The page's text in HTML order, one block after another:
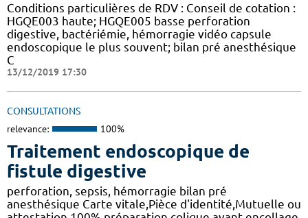
Conditions particulières de RDV : Conseil de cotation :
HGQE003 haute; HGQE005 basse perforation
digestive, bactériémie, hémorragie vidéo capsule
endoscopique le plus souvent; bilan pré anesthésique
C
13/12/2019 17:30
CONSULTATIONS
relevance: 100%
Traitement endoscopique de
fistule digestive
perforation, sepsis, hémorragie bilan pré
anesthésique Carte vitale,Pièce d'identité,Mutuelle ou